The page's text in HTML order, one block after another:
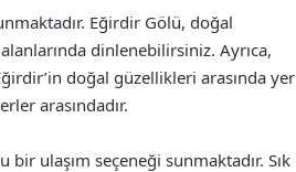
Eğirdir Gölü, doğal
dinlenebilirsiniz. Ayrıca,
doğal güzellikleri arasında yer
arasındadır.
ulaşım seçeneği sunmaktadır. Sık